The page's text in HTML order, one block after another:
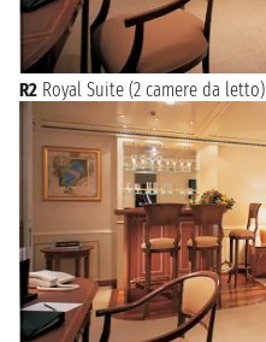
R2 Royal Suite (2 camere da letto)